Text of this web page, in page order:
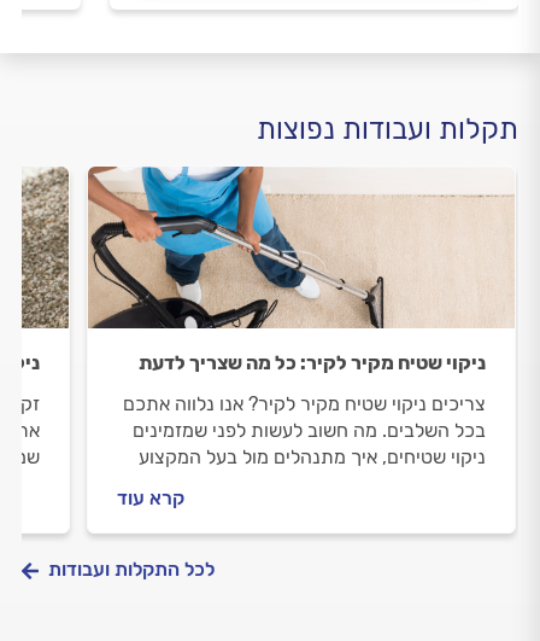
תקלות ועבודות נפוצות
ניקוי שטיח מקיר לקיר: כל מה שצריך לדעת
צריכים ניקוי שטיח מקיר לקיר? אנו נלווה אתכם
בכל השלבים. מה חשוב לעשות לפני שמזמינים
ניקוי שטיחים, איך מתנהלים מול בעל המקצוע
קרא עוד
לכל התקלות ועבודות